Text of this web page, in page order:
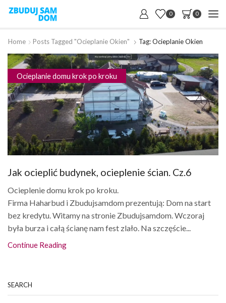
0 0
Home Posts Tagged "ocieplanie Okien" Tag: Ocieplanie Okien
Ocieplanie domu krok po kroku
Jak ocieplić budynek, ocieplenie ścian. Cz.6
Ocieplenie domu krok po kroku.
Firma Haharbud i Zbudujsamdom prezentują: Dom na start
bez kredytu. Witamy na stronie Zbudujsamdom. Wczoraj
była burza i całą ścianę nam fest zlało. Na szczęście...
Continue Reading
SEARCH